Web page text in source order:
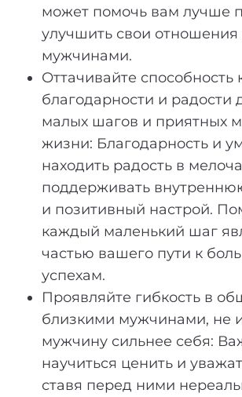
может помочь вам лучше
улучшить свои отношения
мужчинами.
Оттачивайте способность
благодарности и радости
малых шагов и приятных
жизни: Благодарность и
находить радость в
поддерживать
и позитивный настрой.
каждый маленький шаг
частью вашего пути к
успехам.
Проявляйте гибкость в
близкими мужчинами, не
мужчину сильнее себя:
научиться ценить и
ставя перед ними